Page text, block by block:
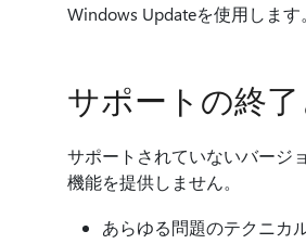
Windows Updateを使用します。
サポートの終
サポートされていないバージ
機能を提供しません。
あらゆる問題のテクニカ